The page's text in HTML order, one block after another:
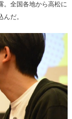
。全国各地から高松に
だ。